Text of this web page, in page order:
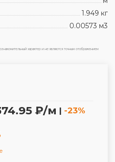
1.949 кг
0.00573 м3
характер и не являются точным отображением
₽/м | -23%